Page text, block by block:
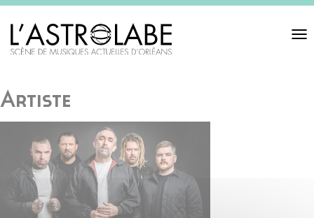
Toggle
Artiste